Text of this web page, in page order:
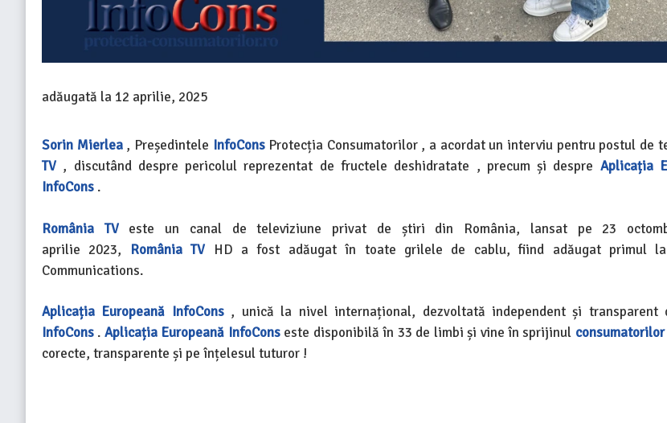
adăugată la 12 aprilie, 2025
Sorin Mierlea , Președintele InfoCons Protecția Consumatorilor , a acordat un interviu pentru postul de
TV , discutând despre pericolul reprezentat de fructele deshidratate , precum și despre Aplicația
InfoCons .
România TVeste un canal de televiziune privat de știri din România, lansat pe 23
aprilie 2023,
România TV HD a fost adăugat în toate grilele de cablu, fiind adăugat primul la
Communications.
Aplicația Europeană InfoCons , unică la nivel internațional, dezvoltată independent și
InfoCons . Aplicația Europeană InfoCons este disponibilă în 33 de limbi și vine în sprijinul consumatorilor
corecte, transparente și pe înțelesul tuturor !